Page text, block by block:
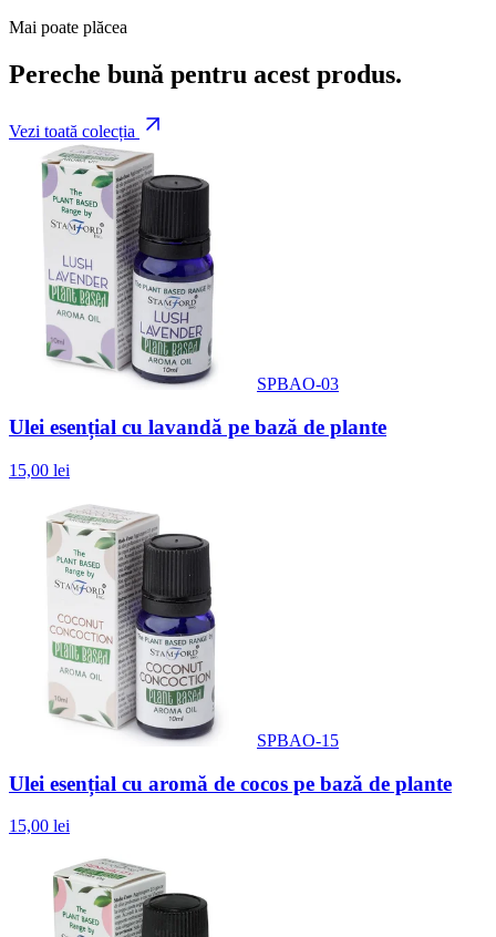
Mai poate plăcea
Pereche bună pentru acest produs.
Vezi toată colecția
SPBAO-03
Ulei esențial cu lavandă pe bază de plante
15,00 lei
SPBAO-15
Ulei esențial cu aromă de cocos pe bază de plante
15,00 lei